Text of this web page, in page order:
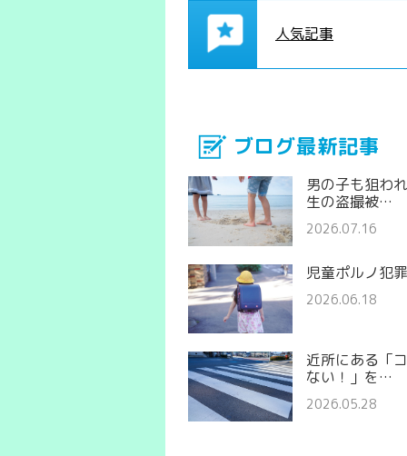
人気記事
ブログ最新記事
男の子も狙わ
生の盗撮被…
2026.07.16
児童ポルノ犯
2026.06.18
近所にある「
ない！」を…
2026.05.28